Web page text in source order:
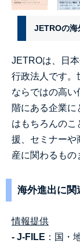
JETROの海
JETROは、日
行政法人です。
ならではの高い
階にある企業
はもちろんのこ
援、セミナーや
産に関わるもの
海外進出に関
情報提供
‐ J-FILE ：国・